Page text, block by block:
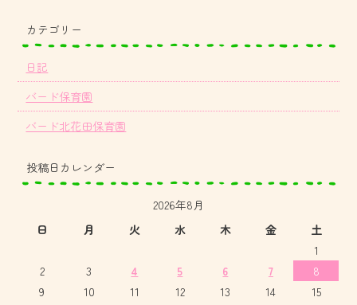
カテゴリー
日記
バード保育園
バード北花田保育園
投稿日カレンダー
2026年8月
日
月 火 水 木 金
土
1
2
3 4 5 6 7
8
9
10 11 12 13 14
15